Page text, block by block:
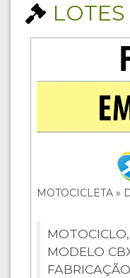
MOTOCICLETA »
MODELO